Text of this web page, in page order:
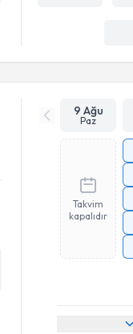
9 Ağu
Paz
Takvim
kapalıdır